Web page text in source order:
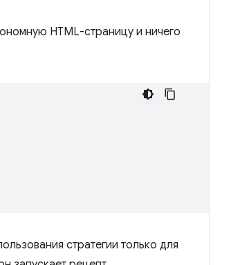
HTML-страницу и ничего
стратегии только для